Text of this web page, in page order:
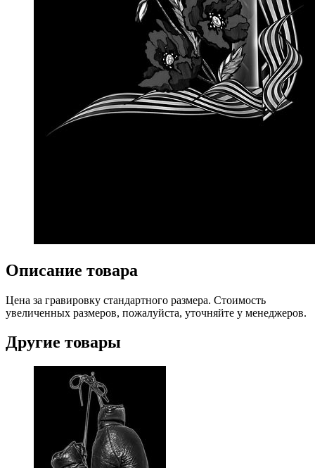
Описание товара
Цена за гравировку стандартного размера. Стоимость
увеличенных размеров, пожалуйста, уточняйте у менеджеров.
Другие товары